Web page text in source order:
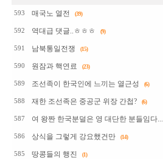
593 매국노 열전 (39)
592 역대급 댓글..ㅎㅎㅎ (9)
591 남북통일전쟁 (15)
590 원잠과 핵연료 (23)
589 조선족이 한국인에 느끼는 열근성 (6)
588 재한 조선족은 중공군 위장 간첩? (6)
587 여 왕짠 한국분덜은 영 대단한 분들임다...
586 상식을 그렇게 강요했건만 (14)
585 땅콩들의 행진 (1)